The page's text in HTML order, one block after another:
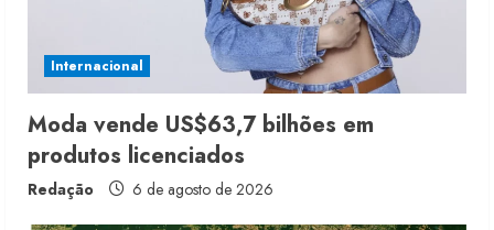
n
g
Internacional
Moda vende US$63,7 bilhões em
produtos licenciados
Redação 6 de agosto de 2026